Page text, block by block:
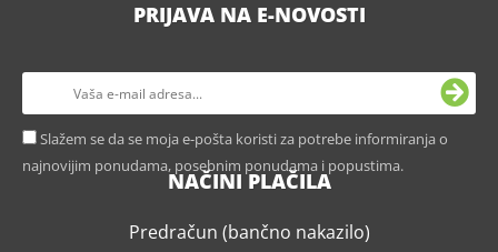
PRIJAVA NA E-NOVOSTI
Slažem se da se moja e-pošta koristi za potrebe informiranja o
najnovijim ponudama, posebnim ponudama i popustima.
NAČINI PLAČILA
Predračun (bančno nakazilo)